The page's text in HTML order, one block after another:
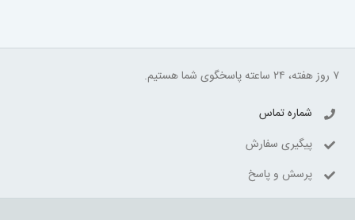
۷ روز هفته، ۲۴ ساعته پاسخگوی شما هستیم.
شماره تماس
پیگیری سفارش
پرسش و پاسخ